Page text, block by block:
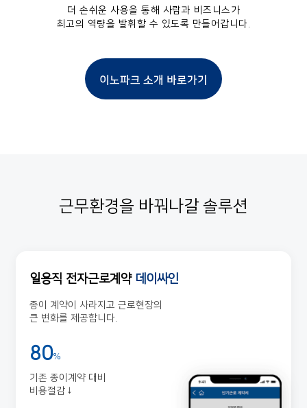
더 손쉬운 사용을 통해 사람과 비즈니스가
최고의 역량을 발휘할 수 있도록 만들어갑니다.
이노파크 소개 바로가기
근무환경을 바꿔나갈 솔루션
일용직 전자근로계약 데이싸인
종이 계약이 사라지고 근로현장의
큰 변화를 제공합니다.
80%
기존 종이계약 대비
비용절감↓